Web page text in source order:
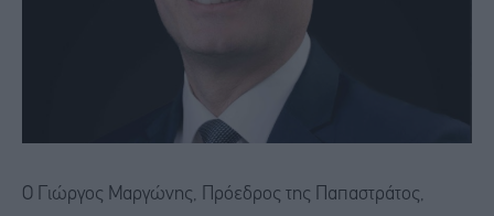
Ο Γιώργος Μαργώνης, Πρόεδρος της Παπαστράτος,